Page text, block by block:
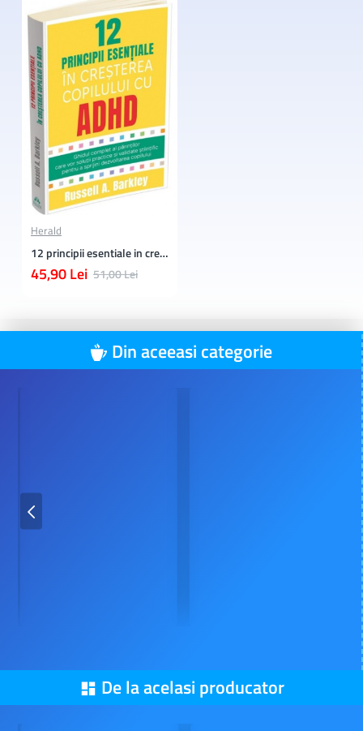
Vei descoperi cum sa gestionezi comportamente dificile, sa
raspundeti si tu si copilul tau eficient provocarilor din
mediul scolar si, poate cel mai important, cum sa iti
consolidezi propria stabilitate emotionala pentru a ramane
conectat cu copilul tau. In locul luptelor zilnice, cartea
propune colaborare. In locul tensiunii – intelegere. Iar acolo
unde a fost oboseala si indoiala, sa poti regasi sens,
echilibru si speranta.
Herald
12 principii esentiale in cresterea copilului cu ADHD Ghidul complet al parintilor care vor solutii practice si validate stiintific pentru a sprijini dezvoltarea copilului
45,90 Lei 51,00 Lei
Din aceeasi categorie
De la acelasi producator